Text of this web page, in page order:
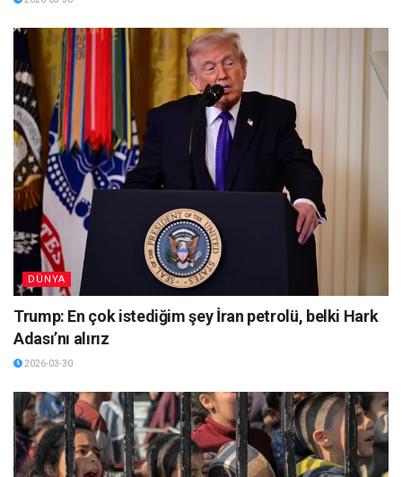
DÜNYA
Trump: En çok istediğim şey İran petrolü, belki Hark
Adası’nı alırız
2026-03-30